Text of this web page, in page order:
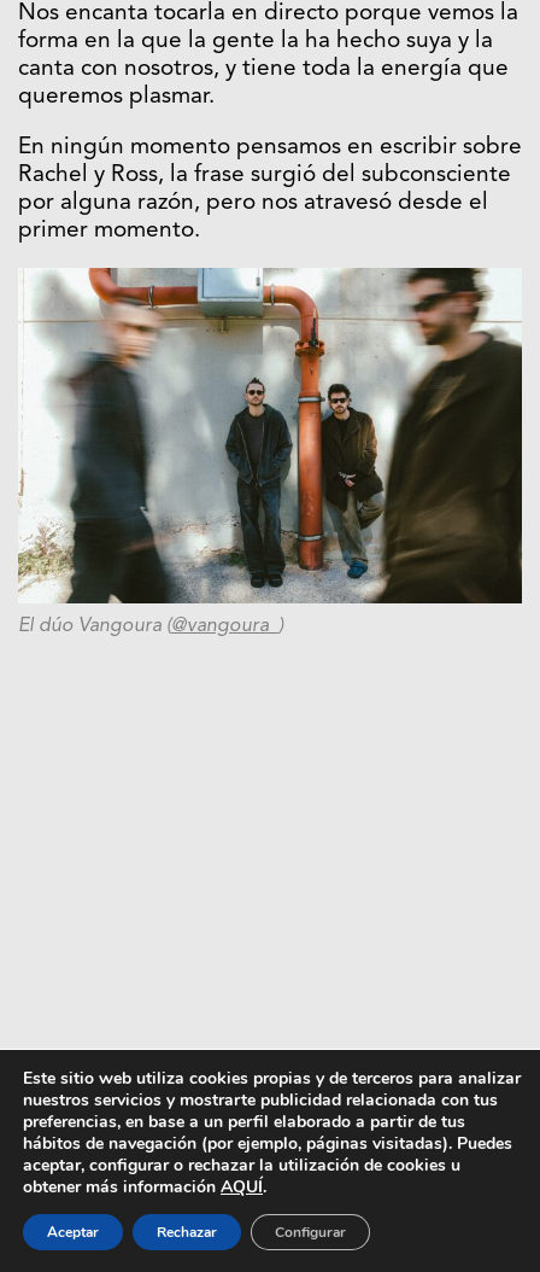
Nos encanta tocarla en directo porque vemos la
forma en la que la gente la ha hecho suya y la
canta con nosotros, y tiene toda la energía que
queremos plasmar.
En ningún momento pensamos en escribir sobre
Rachel y Ross, la frase surgió del subconsciente
por alguna razón, pero nos atravesó desde el
primer momento.
El dúo Vangoura (@vangoura_ )
5. Track 5 de “Sangre y Sal”: “Carameloraro”
Este sitio web utiliza cookies propias y de terceros para analizar
nuestros servicios y mostrarte publicidad relacionada con tus
preferencias, en base a un perfil elaborado a partir de tus
hábitos de navegación (por ejemplo, páginas visitadas). Puedes
aceptar, configurar o rechazar la utilización de cookies u
obtener más información AQUÍ.
Aceptar Rechazar Configurar